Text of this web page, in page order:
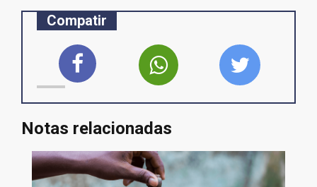
Compatir
Notas relacionadas